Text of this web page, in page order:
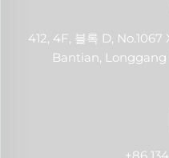
412, 4F, 블록 D,
Bantian, Longgang